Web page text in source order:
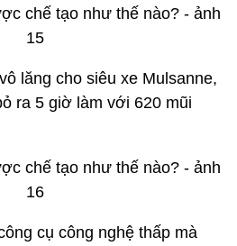
lăng cho siêu xe Mulsanne,
ra 5 giờ làm với 620 mũi
cụ công nghệ thấp mà